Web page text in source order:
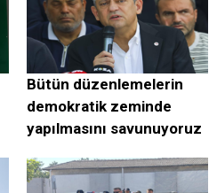
Bütün düzenlemelerin
demokratik zeminde
yapılmasını savunuyoruz